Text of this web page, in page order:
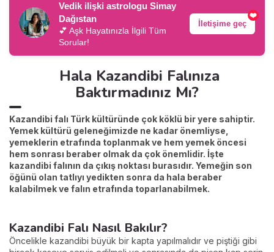
Vedik ilişki astrologu Simay
Dağıstan
💕 Aşk Hayatınızla İlgili Tüm
Sorular!
İletişime geç
❤️
Hala Kazandibi Falınıza
Baktırmadınız Mı?
Kazandibi falı Türk kültüründe çok köklü bir yere sahiptir.
Yemek kültürü geleneğimizde ne kadar önemliyse,
yemeklerin etrafında toplanmak ve hem yemek öncesi
hem sonrası beraber olmak da çok önemlidir. İşte
kazandibi falının da çıkış noktası burasıdır. Yemeğin son
öğünü olan tatlıyı yedikten sonra da hala beraber
kalabilmek ve falın etrafında toparlanabilmek.
Kazandibi Falı Nasıl Bakılır?
Öncelikle kazandibi büyük bir kapta yapılmalıdır ve piştiği gibi